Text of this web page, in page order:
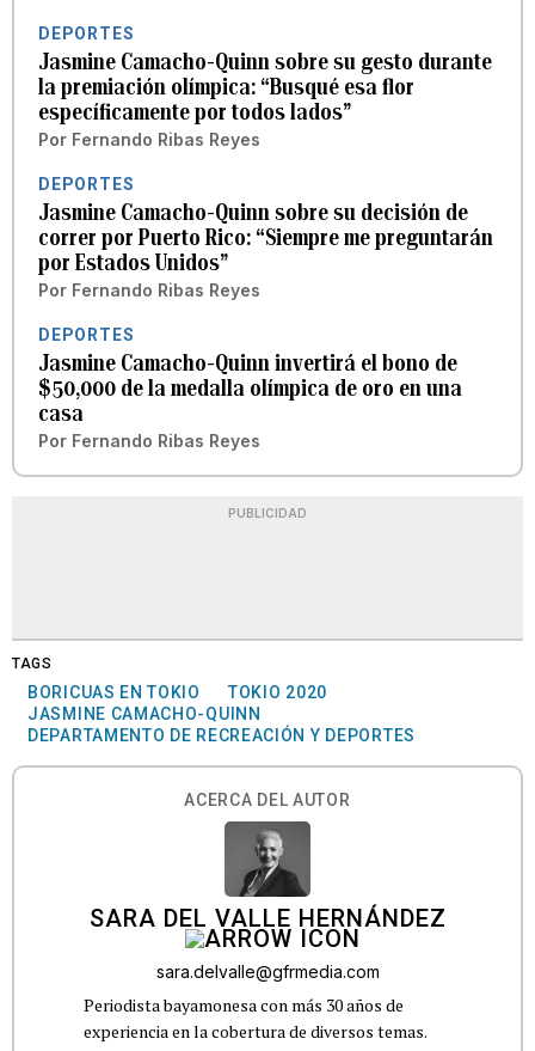
DEPORTES
Jasmine Camacho-Quinn sobre su gesto durante
la premiación olímpica: “Busqué esa flor
específicamente por todos lados”
Por Fernando Ribas Reyes
DEPORTES
Jasmine Camacho-Quinn sobre su decisión de
correr por Puerto Rico: “Siempre me preguntarán
por Estados Unidos”
Por Fernando Ribas Reyes
DEPORTES
Jasmine Camacho-Quinn invertirá el bono de
$50,000 de la medalla olímpica de oro en una
casa
Por Fernando Ribas Reyes
PUBLICIDAD
TAGS
BORICUAS EN TOKIO
TOKIO 2020
JASMINE CAMACHO-QUINN
DEPARTAMENTO DE RECREACIÓN Y DEPORTES
ACERCA DEL AUTOR
SARA DEL VALLE HERNÁNDEZ
sara.delvalle@gfrmedia.com
Periodista bayamonesa con más 30 años de
experiencia en la cobertura de diversos temas.